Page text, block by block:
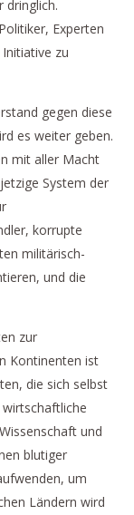
dringlich.
Experten
zu
gegen diese
es weiter geben.
mit aller Macht
System der
korrupte
militärisch-
und die
zur
Kontinenten ist
die sich selbst
und
blutiger
um
Ländern wird